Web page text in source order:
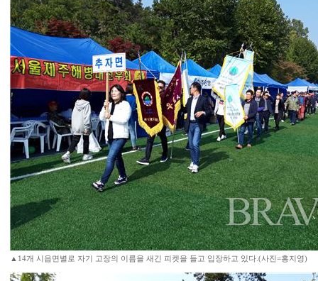
▲14개 시읍면별로 자기 고장의 이름을 새긴 피켓을 들고 입장하고 있다.(사진=홍지영)